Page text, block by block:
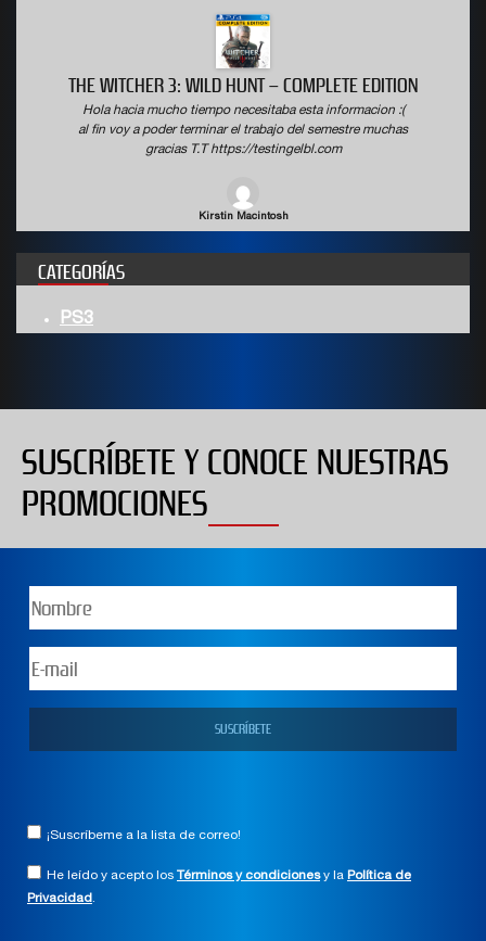
THE WITCHER 3: WILD HUNT – COMPLETE EDITION
Hola hacia mucho tiempo necesitaba esta informacion :(
al fin voy a poder terminar el trabajo del semestre muchas
gracias T.T https://testingelbl.com
Kirstin Macintosh
CATEGORÍAS
PS3
SUSCRÍBETE Y CONOCE NUESTRAS
PROMOCIONES
¡Suscríbeme a la lista de correo!
He leído y acepto los Términos y condicionesy la Política de
Privacidad.